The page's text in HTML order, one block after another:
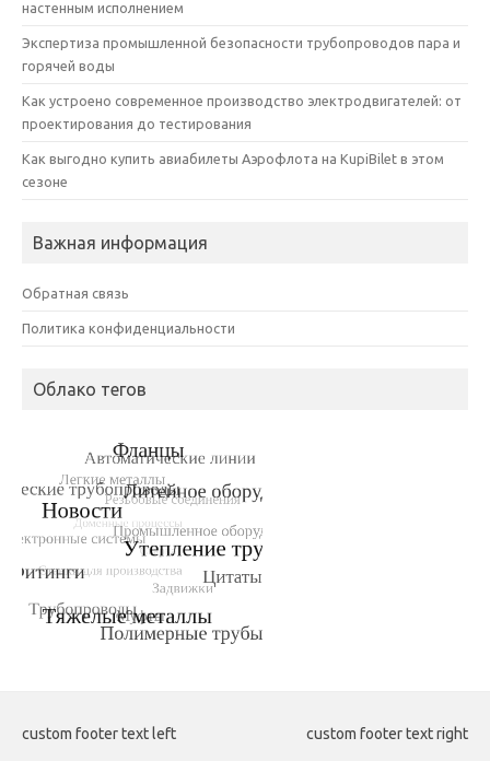
настенным исполнением
Экспертиза промышленной безопасности трубопроводов пара и
горячей воды
Как устроено современное производство электродвигателей: от
проектирования до тестирования
Как выгодно купить авиабилеты Аэрофлота на KupiBilet в этом
сезоне
Важная информация
Обратная связь
Политика конфиденциальности
Облако тегов
custom footer text left custom footer text right